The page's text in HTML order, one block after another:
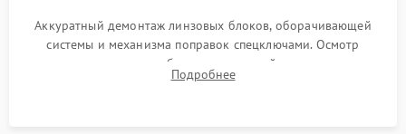
Аккуратный демонтаж линзовых блоков, оборачивающей
системы и механизма поправок спецключами. Осмотр
внутренних резьбовых соединений, пружин и
уплотнительных колец. Поиск причин люфта, смещения
Подробнее